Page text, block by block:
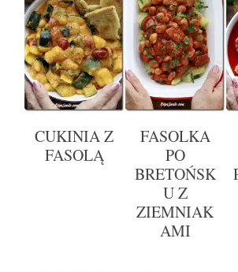
CUKINIA Z
FASOLĄ
FASOLKA
PO
BRETOŃSK
U Z
ZIEMNIAK
AMI